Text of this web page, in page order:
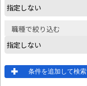
職種で絞り込む
条件を追加して検索